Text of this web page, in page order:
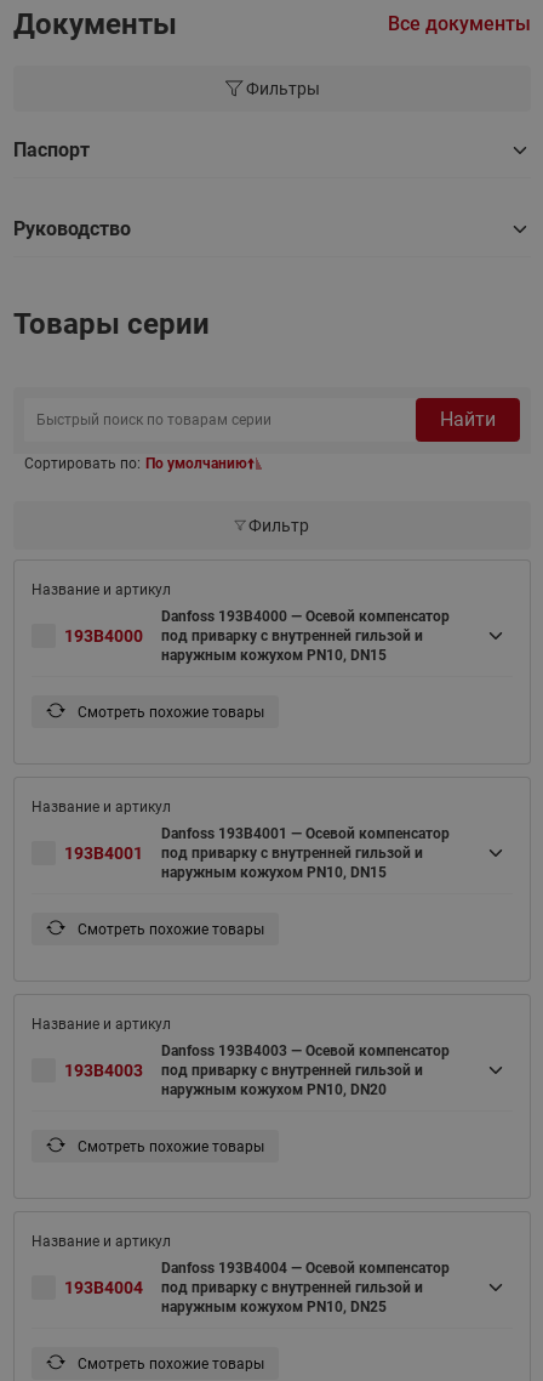
Документы Все документы
Фильтры
Паспорт
Руководство
Товары серии
Найти
Сортировать по: По умолчанию
Фильтр
193B4000
Danfoss 193B4000 — Осевой компенсатор
под приварку с внутренней гильзой и
наружным кожухом PN10, DN15
Смотреть похожие товары
193B4001
Danfoss 193B4001 — Осевой компенсатор
под приварку с внутренней гильзой и
наружным кожухом PN10, DN15
Смотреть похожие товары
193B4003
Danfoss 193B4003 — Осевой компенсатор
под приварку с внутренней гильзой и
наружным кожухом PN10, DN20
Смотреть похожие товары
193B4004
Danfoss 193B4004 — Осевой компенсатор
под приварку с внутренней гильзой и
наружным кожухом PN10, DN25
Смотреть похожие товары